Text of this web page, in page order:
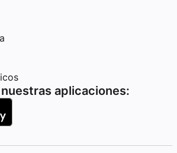
aplicaciones: